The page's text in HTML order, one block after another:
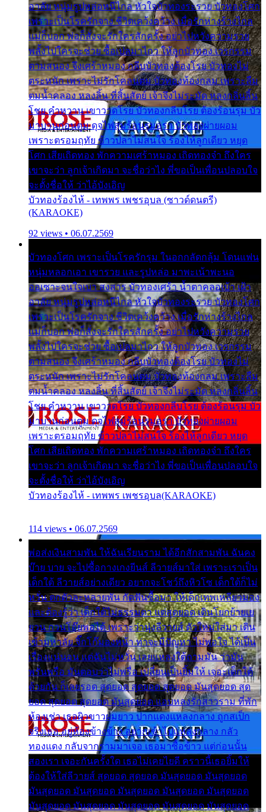
อาลัย หนุ่มรูปหล่อหนีไกล หัวใจบัวทองระรวย บัวทองโศก
เพราะเป็นโรครักจาง ชีวิตเคว้งคว้าง เมื่อรักห่างร้างไกล
แม่ก็บอก พ่อก็สั่งจะรักใครสักครั้ง อย่าไปหวังความรวย
พลั้งไปใครจะช่วย ซื้อเปลมาไกว ให้ลูกบัวทอง เวรกรรม
ตามสนอง จึงเศร้าหมอง กลีบบัวทองต้องโรย บัวทองไม่
ตระหนัก เพราะไม่รักโคลนตม บัวทองท้องกลม เพราะลืม
ตมน้ำคลอง หลงลิ้น ที่สิ้นสัตย์ เจ้าจึงไม่ระมัด หลงกลิ่นลิ้น
โชย คำหวาน เขาวาดโรย บัวทองกลีบโรย ต้องร้อนรุม บัว
มาบานก่อนตูม ดุจไฟสุมร้อนรุมอุรา บัวทองผ่ายผอม
เพราะตรอมฤทัย ข้าวปลาไม่สนใจ ร้องไห้ลูกเดียว หยุด
โศก เสียเถิดทอง พักความเศร้าหมอง เถิดทองจ๋า ถึงใคร
เขาจะว่า ลูกเจ้าเกิดมา จะชื่อว่าไง พี่ขอเป็นเพื่อนปลอบใจ
จะตั้งชื่อให้ ว่าไอ้บังเอิญ
บัวทองร้องไห้ - เทพพร เพชรอุบล (ซาวด์ดนตรี)
(KARAOKE)
92 views • 06.07.2569
บัวทองโศก เพราะเป็นโรครักรุม ในอกกลัดกลุ้ม โดนแฟน
หนุ่มหลอกเอา เขารวย และรูปหล่อ มาพะเน้าพะนอ
ออเซาะจนใจเบา สงสาร บัวทองเศร้า น้ำตาคลอเบ้า เฝ้า
อาลัย หนุ่มรูปหล่อหนีไกล หัวใจบัวทองระรวย บัวทองโศก
เพราะเป็นโรครักจาง ชีวิตเคว้งคว้าง เมื่อรักห่างร้างไกล
แม่ก็บอก พ่อก็สั่งจะรักใครสักครั้ง อย่าไปหวังความรวย
พลั้งไปใครจะช่วย ซื้อเปลมาไกว ให้ลูกบัวทอง เวรกรรม
ตามสนอง จึงเศร้าหมอง กลีบบัวทองต้องโรย บัวทองไม่
ตระหนัก เพราะไม่รักโคลนตม บัวทองท้องกลม เพราะลืม
ตมน้ำคลอง หลงลิ้น ที่สิ้นสัตย์ เจ้าจึงไม่ระมัด หลงกลิ่นลิ้น
โชย คำหวาน เขาวาดโรย บัวทองกลีบโรย ต้องร้อนรุม บัว
มาบานก่อนตูม ดุจไฟสุมร้อนรุมอุรา บัวทองผ่ายผอม
เพราะตรอมฤทัย ข้าวปลาไม่สนใจ ร้องไห้ลูกเดียว หยุด
โศก เสียเถิดทอง พักความเศร้าหมอง เถิดทองจ๋า ถึงใคร
เขาจะว่า ลูกเจ้าเกิดมา จะชื่อว่าไง พี่ขอเป็นเพื่อนปลอบใจ
จะตั้งชื่อให้ ว่าไอ้บังเอิญ
บัวทองร้องไห้ - เทพพร เพชรอุบล(KARAOKE)
114 views • 06.07.2569
พ่อส่งเงินสามพัน ให้ฉันเรียนราม ได้อีกสักสามพัน ฉันคง
บ๊าย บาย จะไปซื้อกางเกงยีนส์ ลีวายส์มาใส่ เพราะเราเป็น
เด็กใต้ ลีวายส์อย่างเดียว อยากจะโชว์ถึงหิวโซ เด็กใต้ก็ไม่
หวั่น ตกตัวละหลายพัน กัดฟันซื้อมา ให้เด็กเทพเหลียวมอง
และต้องรู้ว่า เด็กใต้ไม่ธรรมดา แต่สุดยอด เดินโยกย้ายเย
ยวน กวนโอ๊ยพอได้ เพราะว่านุ่งลีวายส์ ตัวใหม่ใส่มา เดิน
เข้ามหาลัย จิ๊กโก๊มองหน้า ท่าจะมีปัญหา ไม่พอใจ ได้เป็น
เรื่องแน่นอน แต่ฉันไม่หวั่น เลยแหลงใต้ถามมัน ว่ามัน
พรั่นพรือ มันตอบว่าไม่พรื่อ เปลี่ยนเป็นยิ้มให้ เจอะเด็กใต้
ด้วยกัน ก็เลยรอด สุดยอด สุดยอด สุดยอด มันสุดยอด สุด
ยอด สุดยอด สุดยอด มันสุดยอด แอบหลงรักสาวราม ที่พัก
ห้องเช่า เธอผิวขาวผมยาว ปากแดงแหลงกลาง ถูกสเป็ก
จริงเธอ อยู่ห้องข้างข้าง อยากเข้าไปแหลงกลาง กลัว
ทองแดง กลับจากรามมาเจอ เธอมาซื้อข้าว แต่ก่อนนั้น
สองเรา เจอะกันครั้งใด เธอไม่เคยไยดี คราวนี้เธอยิ้มให้
ต้องให้ใส่ลีวายส์ สุดยอด สุดยอด มันสุดยอด มันสุดยอด
มันสุดยอด มันสุดยอด มันสุดยอด มันสุดยอด มันสุดยอด
มันสุดยอด มันสุดยอด มันสุดยอด มันสุดยอด มันสุดยอด